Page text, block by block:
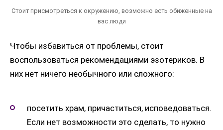
Стоит присмотреться к окружению, возможно есть обиженные на
вас люди
Чтобы избавиться от проблемы, стоит
воспользоваться рекомендациями эзотериков. В
них нет ничего необычного или сложного:
посетить храм, причаститься, исповедоваться.
Если нет возможности это сделать, то нужно